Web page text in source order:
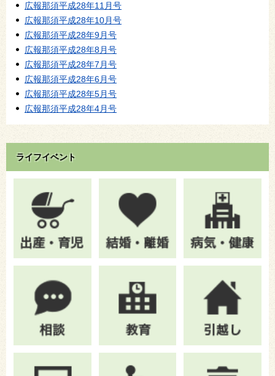
広報那須平成28年11月号
広報那須平成28年10月号
広報那須平成28年9月号
広報那須平成28年8月号
広報那須平成28年7月号
広報那須平成28年6月号
広報那須平成28年5月号
広報那須平成28年4月号
ライフイベント